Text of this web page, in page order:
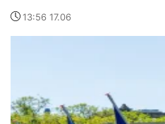
13:56 17.06